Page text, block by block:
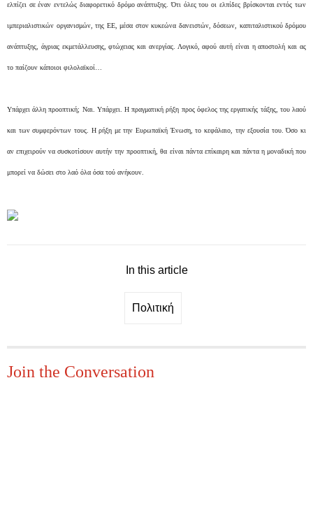
ελπίζει σε έναν εντελώς διαφορετικό δρόμο ανάπτυξης. Ότι όλες του οι ελπίδες βρίσκονται εντός των
ιμπεριαλιστικών οργανισμών, της ΕΕ, μέσα στον κυκεώνα δανειστών, δόσεων, καπιταλιστικού δρόμου
ανάπτυξης, άγριας εκμετάλλευσης, φτώχειας και ανεργίας. Λογικό, αφού αυτή είναι η αποστολή και ας
το παίζουν κάποιοι φιλολαϊκοί…
Υπάρχει άλλη προοπτική; Ναι. Υπάρχει. Η πραγματική ρήξη προς όφελος της εργατικής τάξης, του λαού
και των συμφερόντων τους. Η ρήξη με την Ευρωπαϊκή Ένωση, το κεφάλαιο, την εξουσία του. Όσο κι
αν επιχειρούν να συσκοτίσουν αυτήν την προοπτική, θα είναι πάντα επίκαιρη και πάντα η μοναδική που
μπορεί να δώσει στο λαό όλα όσα τού ανήκουν.
In this article
Πολιτική
Join the Conversation